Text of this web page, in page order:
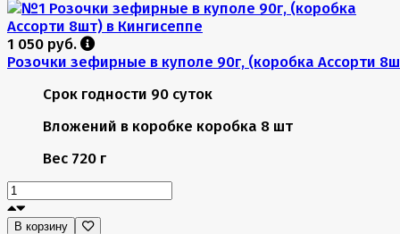
1 050 руб.
Розочки зефирные в куполе 90г, (коробка Ассорти
Срок годности 90 суток
Вложений в коробке коробка 8 шт
Вес 720 г
В корзину